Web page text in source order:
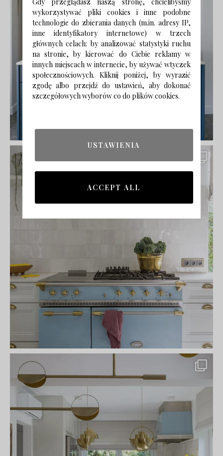
wykorzystywać pliki cookies i inne podobne
technologie do zbierania danych (m.in. adresy IP,
inne identyfikatory internetowe) w trzech
głównych celach: by analizować statystyki ruchu
na stronie, by kierować do Ciebie reklamy w
innych miejscach w internecie, by używać wtyczek
społecznościowych. Kliknij poniżej, by wyrazić
zgodę albo przejdź do ustawień, aby dokonać
szczegółowych wyborów co do plików cookies.
USTAWIENIA
ACCEPT ALL